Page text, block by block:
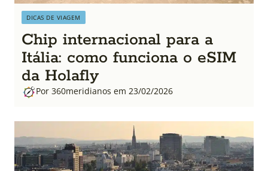
DICAS DE VIAGEM
Chip internacional para a
Itália: como funciona o eSIM
da Holafly
Por 360meridianos em 23/02/2026